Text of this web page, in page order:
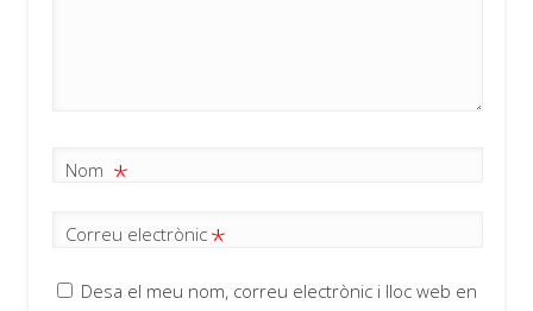
Nom *
Correu electrònic *
Desa el meu nom, correu electrònic i lloc web en